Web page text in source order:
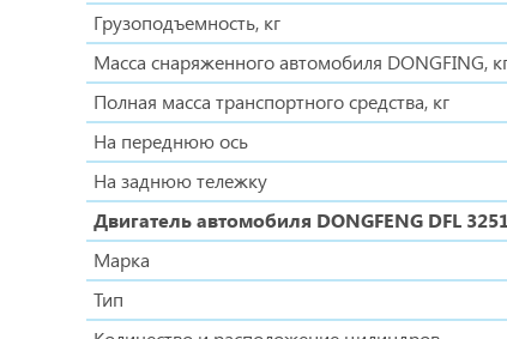
Грузоподъемность, кг
Масса снаряженного автомобиля DONGFING,
Полная масса транспортного средства, кг
На переднюю ось
На заднюю тележку
Двигатель автомобиля DONGFENG DFL
Марка
Тип